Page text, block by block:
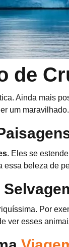
de
Ainda mais
um maravilhado.
. Eles se
essa beleza de
Por
ver esses